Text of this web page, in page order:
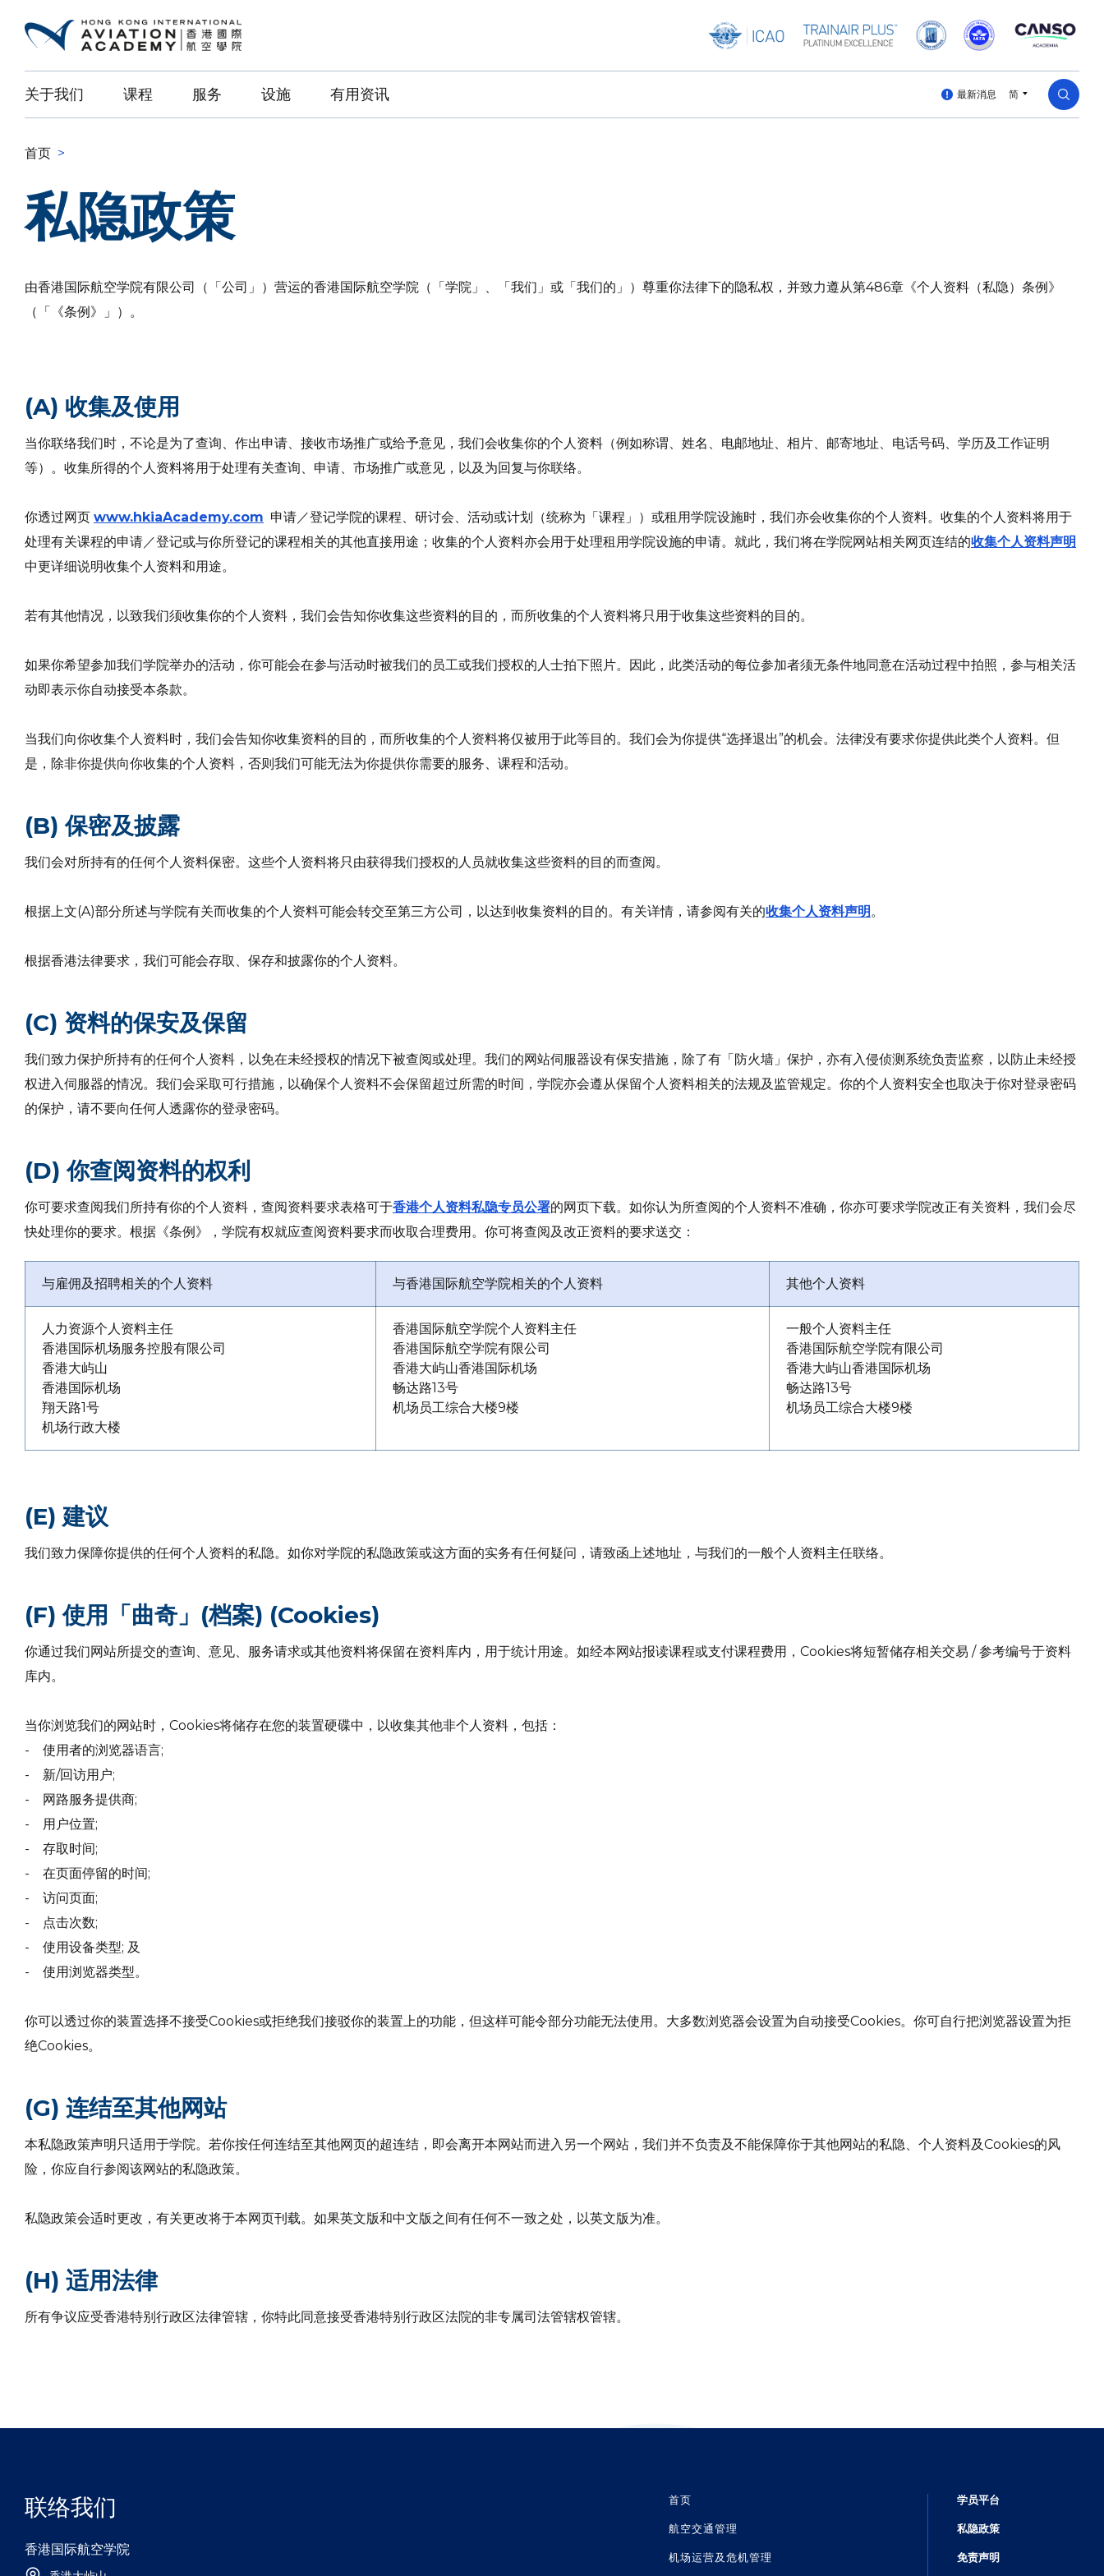
关于我们 课程 服务 设施 有用资讯 最新消息 简
首页 >
私隐政策
由香港国际航空学院有限公司（「公司」）营运的香港国际航空学院（「学院」、「我们」或「我们的」）尊重你法律下的隐私权，并致力遵从第486章《个人资料（私隐）条例》
（「《条例》」）。
(A) 收集及使用
当你联络我们时，不论是为了查询、作出申请、接收市场推广或给予意见，我们会收集你的个人资料（例如称谓、姓名、电邮地址、相片、邮寄地址、电话号码、学历及工作证明
等）。收集所得的个人资料将用于处理有关查询、申请、市场推广或意见，以及为回复与你联络。
你透过网页 www.hkiaAcademy.com 申请／登记学院的课程、研讨会、活动或计划（统称为「课程」）或租用学院设施时，我们亦会收集你的个人资料。收集的个人资料将用于
处理有关课程的申请／登记或与你所登记的课程相关的其他直接用途；收集的个人资料亦会用于处理租用学院设施的申请。就此，我们将在学院网站相关网页连结的收集个人资料声明
中更详细说明收集个人资料和用途。
若有其他情况，以致我们须收集你的个人资料，我们会告知你收集这些资料的目的，而所收集的个人资料将只用于收集这些资料的目的。
如果你希望参加我们学院举办的活动，你可能会在参与活动时被我们的员工或我们授权的人士拍下照片。因此，此类活动的每位参加者须无条件地同意在活动过程中拍照，参与相关活
动即表示你自动接受本条款。
当我们向你收集个人资料时，我们会告知你收集资料的目的，而所收集的个人资料将仅被用于此等目的。我们会为你提供“选择退出”的机会。法律没有要求你提供此类个人资料。但
是，除非你提供向你收集的个人资料，否则我们可能无法为你提供你需要的服务、课程和活动。
(B) 保密及披露
我们会对所持有的任何个人资料保密。这些个人资料将只由获得我们授权的人员就收集这些资料的目的而查阅。
根据上文(A)部分所述与学院有关而收集的个人资料可能会转交至第三方公司，以达到收集资料的目的。有关详情，请参阅有关的收集个人资料声明。
根据香港法律要求，我们可能会存取、保存和披露你的个人资料。
(C) 资料的保安及保留
我们致力保护所持有的任何个人资料，以免在未经授权的情况下被查阅或处理。我们的网站伺服器设有保安措施，除了有「防火墙」保护，亦有入侵侦测系统负责监察，以防止未经授
权进入伺服器的情况。我们会采取可行措施，以确保个人资料不会保留超过所需的时间，学院亦会遵从保留个人资料相关的法规及监管规定。你的个人资料安全也取决于你对登录密码
的保护，请不要向任何人透露你的登录密码。
(D) 你查阅资料的权利
你可要求查阅我们所持有你的个人资料，查阅资料要求表格可于香港个人资料私隐专员公署的网页下载。如你认为所查阅的个人资料不准确，你亦可要求学院改正有关资料，我们会尽
快处理你的要求。根据《条例》，学院有权就应查阅资料要求而收取合理费用。你可将查阅及改正资料的要求送交：
与雇佣及招聘相关的个人资料 与香港国际航空学院相关的个人资料 其他个人资料
人力资源个人资料主任
香港国际机场服务控股有限公司
香港大屿山
香港国际机场
翔天路1号
机场行政大楼
香港国际航空学院个人资料主任
香港国际航空学院有限公司
香港大屿山香港国际机场
畅达路13号
机场员工综合大楼9楼
一般个人资料主任
香港国际航空学院有限公司
香港大屿山香港国际机场
畅达路13号
机场员工综合大楼9楼
(E) 建议
我们致力保障你提供的任何个人资料的私隐。如你对学院的私隐政策或这方面的实务有任何疑问，请致函上述地址，与我们的一般个人资料主任联络。
(F) 使用「曲奇」(档案) (Cookies)
你通过我们网站所提交的查询、意见、服务请求或其他资料将保留在资料库内，用于统计用途。如经本网站报读课程或支付课程费用，Cookies将短暂储存相关交易 / 参考编号于资料
库内。
当你浏览我们的网站时，Cookies将储存在您的装置硬碟中，以收集其他非个人资料，包括：
- 使用者的浏览器语言;
- 新/回访用户;
- 网路服务提供商;
- 用户位置;
- 存取时间;
- 在页面停留的时间;
- 访问页面;
- 点击次数;
- 使用设备类型; 及
- 使用浏览器类型。
你可以透过你的装置选择不接受Cookies或拒绝我们接驳你的装置上的功能，但这样可能令部分功能无法使用。大多数浏览器会设置为自动接受Cookies。你可自行把浏览器设置为拒
绝Cookies。
(G) 连结至其他网站
本私隐政策声明只适用于学院。若你按任何连结至其他网页的超连结，即会离开本网站而进入另一个网站，我们并不负责及不能保障你于其他网站的私隐、个人资料及Cookies的风
险，你应自行参阅该网站的私隐政策。
私隐政策会适时更改，有关更改将于本网页刊载。如果英文版和中文版之间有任何不一致之处，以英文版为准。
(H) 适用法律
所有争议应受香港特别行政区法律管辖，你特此同意接受香港特别行政区法院的非专属司法管辖权管辖。
学员平台
私隐政策
免责声明
首页
航空交通管理
机场运营及危机管理
联络我们
香港国际航空学院